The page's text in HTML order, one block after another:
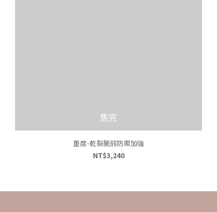
售完
重度-乾裂脆弱防禦加強
NT$3,240